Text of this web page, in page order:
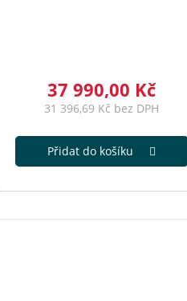
37 990,00 Kč
31 396,69 Kč bez DPH
Přidat do košíku